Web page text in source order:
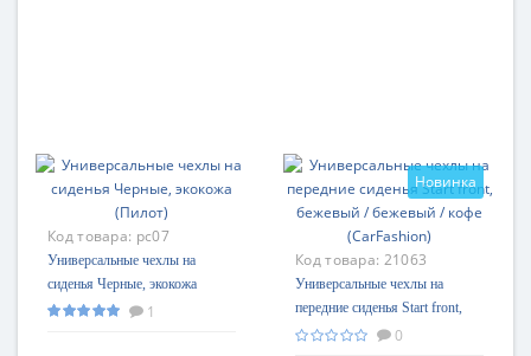
Код товара: pc07
Универсальные чехлы на
сиденья Черные, экокожа
(Пилот)
1
Новинка
Код товара: 21063
Универсальные чехлы на
передние сиденья Start front,
бежевый / бежевый / кофе
0